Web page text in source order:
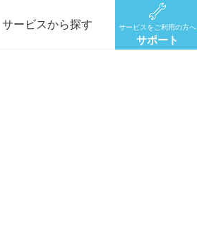
サービスから探す サービスをご利用の方へ
サポート